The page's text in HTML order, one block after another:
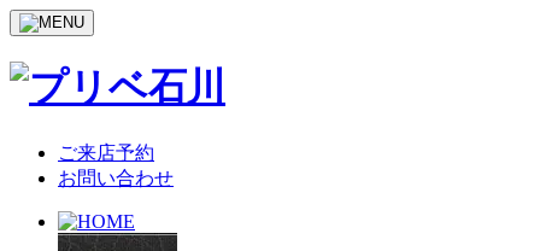
ご来店予約
お問い合わせ